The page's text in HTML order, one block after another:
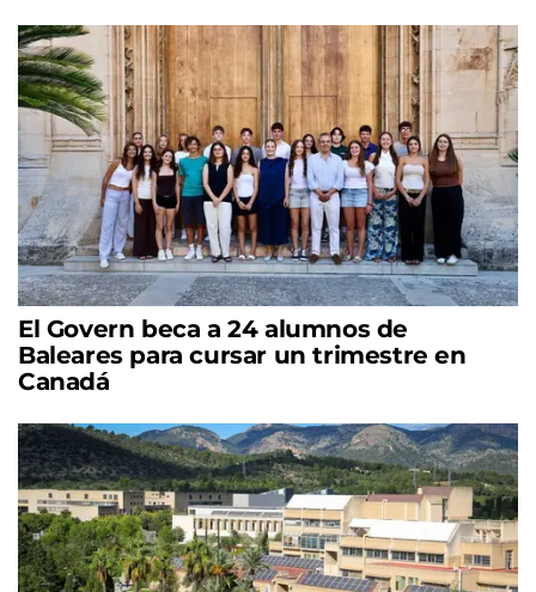
El Govern beca a 24 alumnos de
Baleares para cursar un trimestre en
Canadá